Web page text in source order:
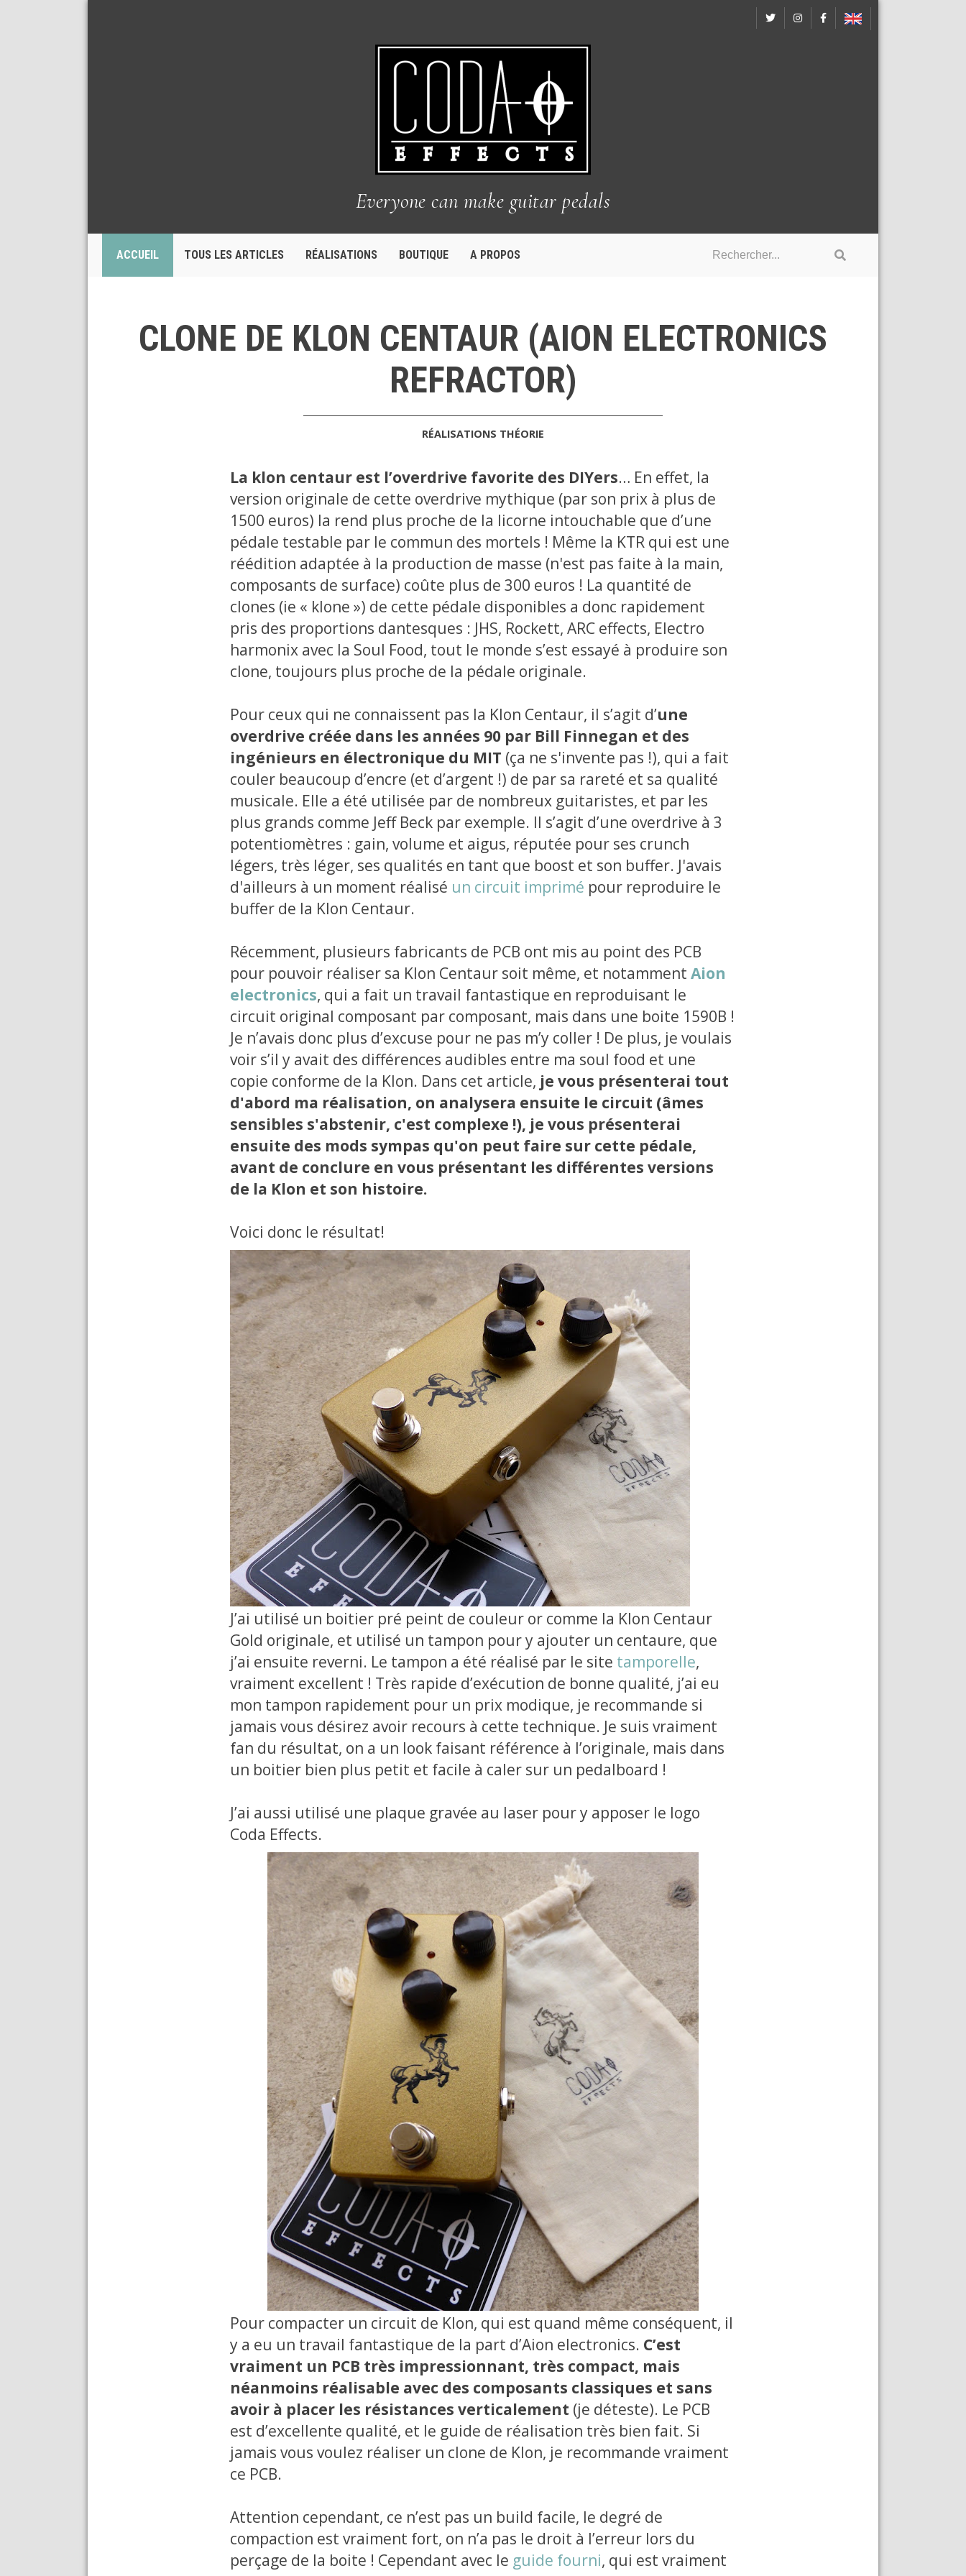
Everyone can make guitar pedals
ACCUEIL TOUS LES ARTICLES RÉALISATIONS BOUTIQUE A PROPOS
CLONE DE KLON CENTAUR (AION ELECTRONICS
REFRACTOR)
RÉALISATIONS THÉORIE
La klon centaur est l’overdrive favorite des DIYers… En effet, la
version originale de cette overdrive mythique (par son prix à plus de
1500 euros) la rend plus proche de la licorne intouchable que d’une
pédale testable par le commun des mortels ! Même la KTR qui est une
réédition adaptée à la production de masse (n'est pas faite à la main,
composants de surface) coûte plus de 300 euros ! La quantité de
clones (ie « klone ») de cette pédale disponibles a donc rapidement
pris des proportions dantesques : JHS, Rockett, ARC effects, Electro
harmonix avec la Soul Food, tout le monde s’est essayé à produire son
clone, toujours plus proche de la pédale originale.
Pour ceux qui ne connaissent pas la Klon Centaur, il s’agit d’une
overdrive créée dans les années 90 par Bill Finnegan et des
ingénieurs en électronique du MIT (ça ne s'invente pas !), qui a fait
couler beaucoup d’encre (et d’argent !) de par sa rareté et sa qualité
musicale. Elle a été utilisée par de nombreux guitaristes, et par les
plus grands comme Jeff Beck par exemple. Il s’agit d’une overdrive à 3
potentiomètres : gain, volume et aigus, réputée pour ses crunch
légers, très léger, ses qualités en tant que boost et son buffer. J'avais
d'ailleurs à un moment réalisé un circuit imprimé pour reproduire le
buffer de la Klon Centaur.
Récemment, plusieurs fabricants de PCB ont mis au point des PCB
pour pouvoir réaliser sa Klon Centaur soit même, et notammentAion
electronics, qui a fait un travail fantastique en reproduisant le
circuit original composant par composant, mais dans une boite 1590B !
Je n’avais donc plus d’excuse pour ne pas m’y coller ! De plus, je voulais
voir s’il y avait des différences audibles entre ma soul food et une
copie conforme de la Klon. Dans cet article, je vous présenterai tout
d'abord ma réalisation, on analysera ensuite le circuit (âmes
sensibles s'abstenir, c'est complexe !), je vous présenterai
ensuite des mods sympas qu'on peut faire sur cette pédale,
avant de conclure en vous présentant les différentes versions
de la Klon et son histoire.
Voici donc le résultat!
J’ai utilisé un boitier pré peint de couleur or comme la Klon Centaur
Gold originale, et utilisé un tampon pour y ajouter un centaure, que
j’ai ensuite reverni. Le tampon a été réalisé par le site tamporelle,
vraiment excellent ! Très rapide d’exécution de bonne qualité, j’ai eu
mon tampon rapidement pour un prix modique, je recommande si
jamais vous désirez avoir recours à cette technique. Je suis vraiment
fan du résultat, on a un look faisant référence à l’originale, mais dans
un boitier bien plus petit et facile à caler sur un pedalboard !
J’ai aussi utilisé une plaque gravée au laser pour y apposer le logo
Coda Effects.
Pour compacter un circuit de Klon, qui est quand même conséquent, il
y a eu un travail fantastique de la part d’Aion electronics. C’est
vraiment un PCB très impressionnant, très compact, mais
néanmoins réalisable avec des composants classiques et sans
avoir à placer les résistances verticalement (je déteste). Le PCB
est d’excellente qualité, et le guide de réalisation très bien fait. Si
jamais vous voulez réaliser un clone de Klon, je recommande vraiment
ce PCB.
Attention cependant, ce n’est pas un build facile, le degré de
compaction est vraiment fort, on n’a pas le droit à l’erreur lors du
perçage de la boite ! Cependant avec le guide fourni, qui est vraiment